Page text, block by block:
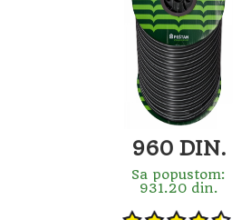
960 DIN.
Sa popustom:
931.20 din.